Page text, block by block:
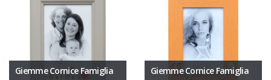
Giemme Cornice Famiglia Giemme Cornice Famiglia